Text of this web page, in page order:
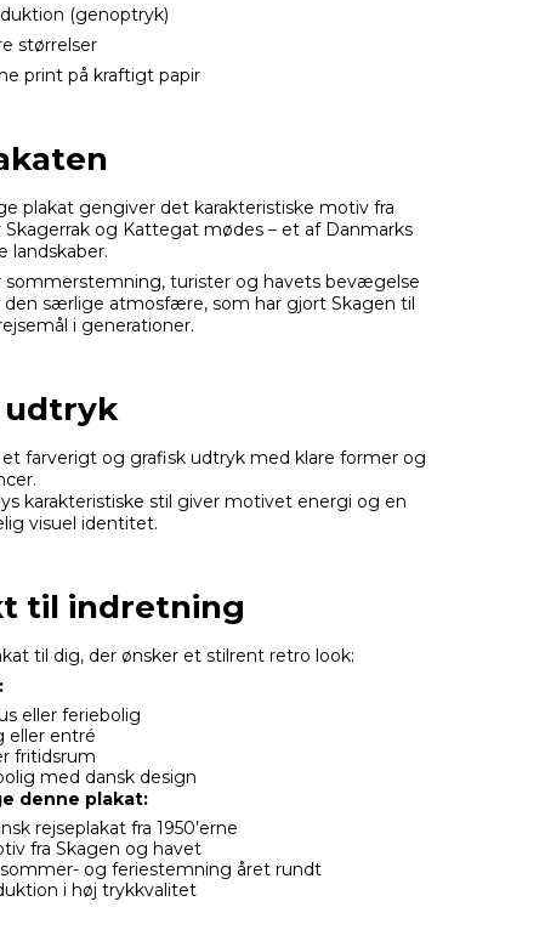
(genoptryk)
størrelser
print på kraftigt papir
plakat gengiver det karakteristiske motiv fra
Skagerrak og Kattegat mødes – et af Danmarks
landskaber.
sommerstemning, turister og havets bevægelse
den særlige atmosfære, som har gjort Skagen til
i generationer.
udtryk
et farverigt og grafisk udtryk med klare former og
karakteristiske stil giver motivet energi og en
visuel identitet.
til indretning
til dig, der ønsker et stilrent retro look:
eller feriebolig
eller entré
fritidsrum
med dansk design
denne plakat:
rejseplakat fra 1950’erne
fra Skagen og havet
og feriestemning året rundt
i høj trykkvalitet